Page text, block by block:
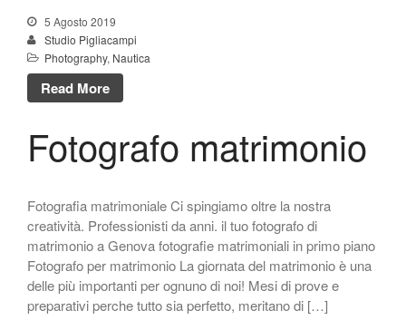
Dicembre 2019
Novembre 2019
Ottobre 2019
Agosto 2019
5 Agosto 2019
Studio Pigliacampi
Photography, Nautica
Read More
Fotografo matrimonio
Fotografia matrimoniale Ci spingiamo oltre la nostra
creatività. Professionisti da anni. il tuo fotografo di
matrimonio a Genova fotografie matrimoniali in primo piano
Fotografo per matrimonio La giornata del matrimonio è una
delle più importanti per ognuno di noi! Mesi di prove e
preparativi perche tutto sia perfetto, meritano di […]